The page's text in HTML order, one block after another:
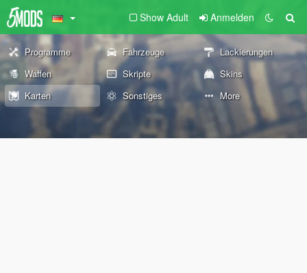
Show Adult Anmelden
Programme Fahrzeuge
Lackierungen
Waffen
Skripte
Skins
Karten
Sonstiges More